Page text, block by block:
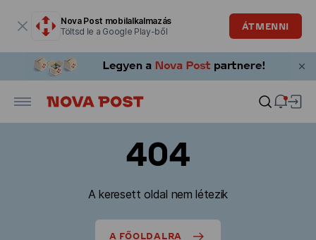
Nova Post mobilalkalmazás
Töltsd le a Google Play-ből
ÁTMENNI
404
A keresett oldal nem létezik
A FŐOLDALRA